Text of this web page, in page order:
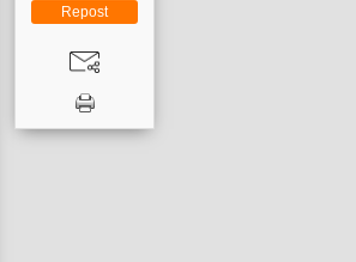
Repost